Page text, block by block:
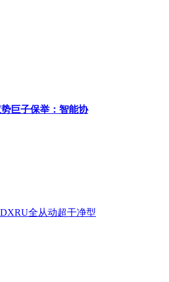
巨子保举：智能协
全从动超干净型